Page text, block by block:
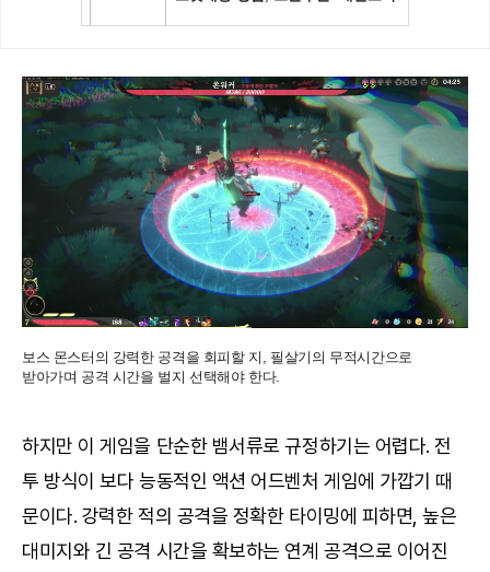
보스 몬스터의 강력한 공격을 회피할 지, 필살기의 무적시간으로
받아가며 공격 시간을 벌지 선택해야 한다.
하지만 이 게임을 단순한 뱀서류로 규정하기는 어렵다. 전
투 방식이 보다 능동적인 액션 어드벤처 게임에 가깝기 때
문이다. 강력한 적의 공격을 정확한 타이밍에 피하면, 높은
대미지와 긴 공격 시간을 확보하는 연계 공격으로 이어진